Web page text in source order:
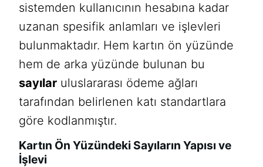
sistemden kullanıcının hesabına kadar
uzanan spesifik anlamları ve işlevleri
bulunmaktadır. Hem kartın ön yüzünde
hem de arka yüzünde bulunan bu
sayılar uluslararası ödeme ağları
tarafından belirlenen katı standartlara
göre kodlanmıştır.
Kartın Ön Yüzündeki Sayıların Yapısı ve
İşlevi